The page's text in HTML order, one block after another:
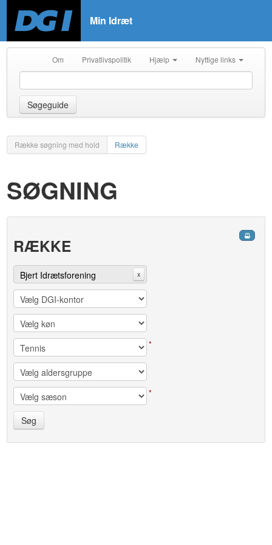
Min Idræt
Om Privatlivspolitik Hjælp Nyttige links
Søgeguide
Række søgning med hold Række
SØGNING
RÆKKE
Bjert Idrætsforening x
*
*